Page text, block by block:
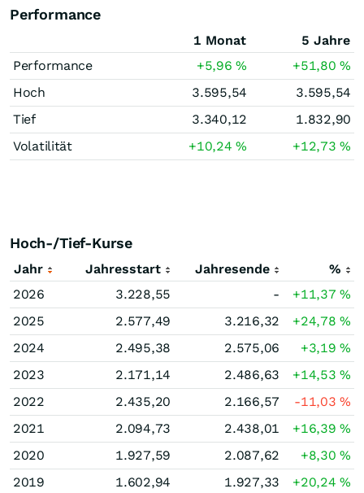
Performance
1 Monat
5 Jahre
Performance
+5,96% +51,80%
Hoch
3.595,54
3.595,54
Tief
3.340,12
1.832,90
Volatilität
+10,24% +12,73%
Hoch-/Tief-Kurse
Jahr Jahresstart Jahresende
%
2026
3.228,55 - +11,37%
2025
2.577,49 3.216,32 +24,78%
2024
2.495,38 2.575,06 +3,19%
2023
2.171,14 2.486,63 +14,53%
2022
2.435,20 2.166,57 -11,03%
2021
2.094,73 2.438,01 +16,39%
2020
1.927,59 2.087,62 +8,30%
2019
1.602,94 1.927,33 +20,24%